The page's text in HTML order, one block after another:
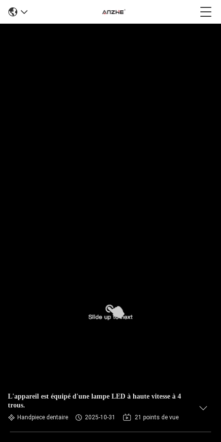
L'appareil est équipé d'une lampe LED à haute vitesse à 4
trous.
Handpiece dentaire 2025-10-31 21 points de vue